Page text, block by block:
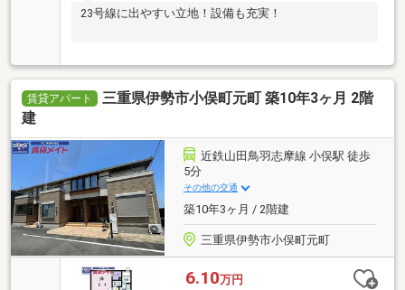
23号線に出やすい立地！設備も充実！
賃貸アパート
三重県伊勢市小俣町元町 築10年3ヶ月 2階
建
近鉄山田鳥羽志摩線 小俣駅 徒歩
5分
その他の交通
築10年3ヶ月 / 2階建
三重県伊勢市小俣町元町
6.10万円